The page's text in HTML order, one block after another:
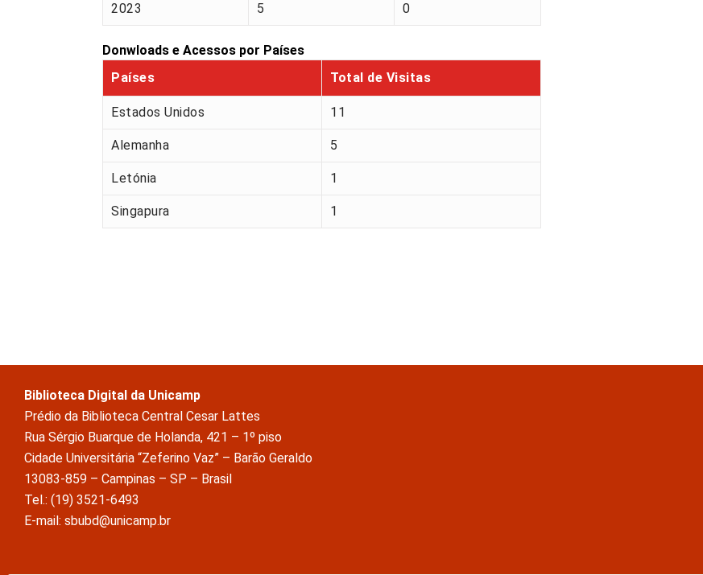
2023 5 0
Donwloads e Acessos por Países
Países
Total de Visitas
Estados Unidos 11
Alemanha 5
Letónia 1
Singapura 1
Biblioteca Digital da Unicamp
Prédio da Biblioteca Central Cesar Lattes
Rua Sérgio Buarque de Holanda, 421 – 1º piso
Cidade Universitária “Zeferino Vaz” – Barão Geraldo
13083-859 – Campinas – SP – Brasil
Tel.: (19) 3521-6493
E-mail: sbubd@unicamp.br